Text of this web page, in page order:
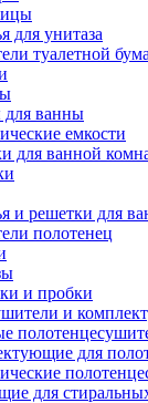
для унитаза
туалетной
ванны
емкости
для ванной
и решетки для
полотенец
и пробки
и
для
для